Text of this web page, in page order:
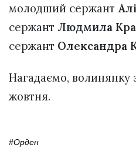
молодший сержант
сержант Людмила
сержант Олександра
Нагадаємо, волинянку
жовтня.
#Орден